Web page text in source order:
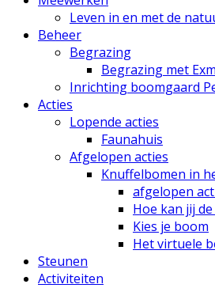
Leven in en met de
Beheer
Begrazing
Begrazing met
Inrichting boomgaard
Acties
Lopende acties
Faunahuis
Afgelopen acties
Knuffelbomen in
afgelopen
Hoe kan jij
Kies je boom
Het virtuele
Steunen
Activiteiten